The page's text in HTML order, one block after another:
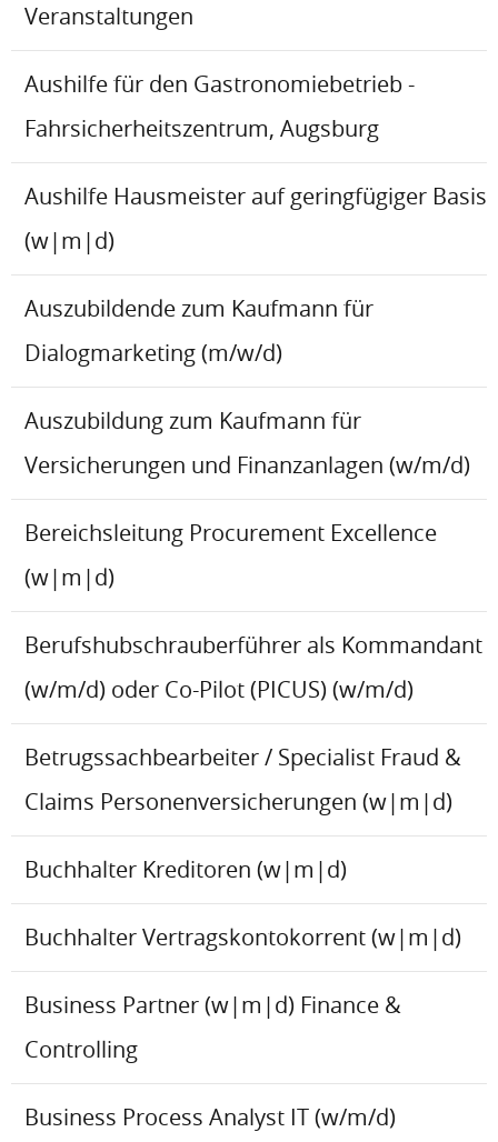
Veranstaltungen
Aushilfe für den Gastronomiebetrieb -
Fahrsicherheitszentrum, Augsburg
Aushilfe Hausmeister auf geringfügiger Basis
(w|m|d)
Auszubildende zum Kaufmann für
Dialogmarketing (m/w/d)
Auszubildung zum Kaufmann für
Versicherungen und Finanzanlagen (w/m/d)
Bereichsleitung Procurement Excellence
(w|m|d)
Berufshubschrauberführer als Kommandant
(w/m/d) oder Co-Pilot (PICUS) (w/m/d)
Betrugssachbearbeiter / Specialist Fraud &
Claims Personenversicherungen (w|m|d)
Buchhalter Kreditoren (w|m|d)
Buchhalter Vertragskontokorrent (w|m|d)
Business Partner (w|m|d) Finance &
Controlling
Business Process Analyst IT (w/m/d)